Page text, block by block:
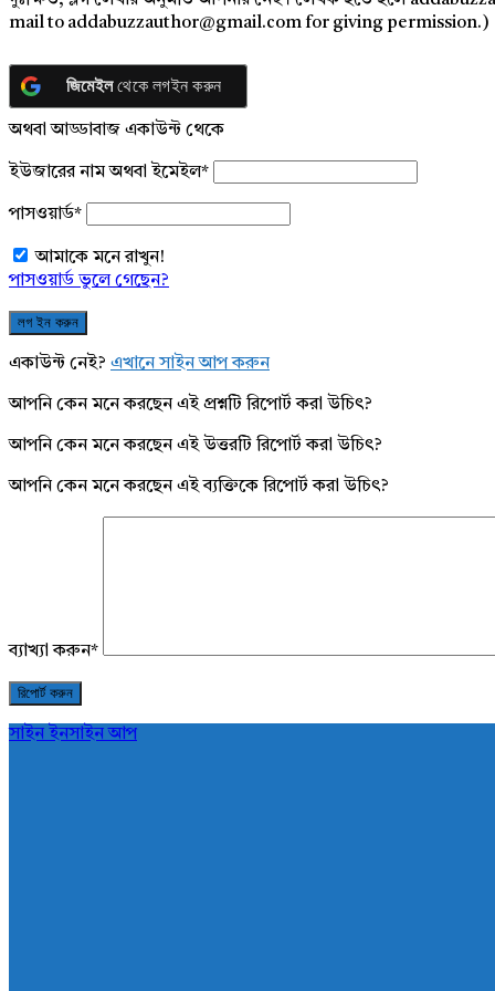
mail to addabuzzauthor@gmail.com for giving permission.)
জিমেইলথেকে লগইন করুন
অথবা আড্ডাবাজ একাউন্ট থেকে
ইউজারের নাম অথবা ইমেইল*
পাসওয়ার্ড*
আমাকে মনে রাখুন!
পাসওয়ার্ড ভুলে গেছেন?
একাউন্ট নেই? এখানে সাইন আপ করুন
আপনি কেন মনে করছেন এই প্রশ্নটি রিপোর্ট করা উচিৎ?
আপনি কেন মনে করছেন এই উত্তরটি রিপোর্ট করা উচিৎ?
আপনি কেন মনে করছেন এই ব্যক্তিকে রিপোর্ট করা উচিৎ?
ব্যাখ্যা করুন*
সাইন ইনসাইন আপ